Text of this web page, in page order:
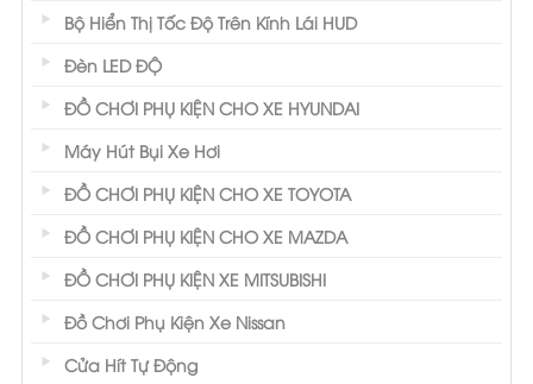
Bộ Hiển Thị Tốc Độ Trên Kính Lái HUD
Đèn LED ĐỘ
ĐỒ CHƠI PHỤ KIỆN CHO XE HYUNDAI
Máy Hút Bụi Xe Hơi
ĐỒ CHƠI PHỤ KIỆN CHO XE TOYOTA
ĐỒ CHƠI PHỤ KIỆN CHO XE MAZDA
ĐỒ CHƠI PHỤ KIỆN XE MITSUBISHI
Đồ Chơi Phụ Kiện Xe Nissan
Cửa Hít Tự Động